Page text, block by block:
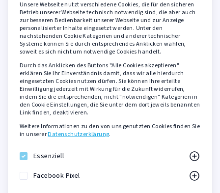
Rechtliches
AGB
Widerrufsbelehrung
Barrierefreiheit
Impressum
Sicher zahlen mit
PayPal
SOFORT Überweisung
KLARNA Rechnungskauf
Unsere Webseite nutzt verschiedene Cookies, die für den sicheren
Betrieb unserer Webseite technisch notwendig sind, die aber auch
zur besseren Bedienbarkeit unserer Webseite und zur Anzeige
personalisierter Inhalte eingesetzt werden. Unter den
nachstehenden Cookie Kategorien und anderer technischer
Systeme können Sie durch entsprechendes Anklicken wählen,
soweit es sich nicht um notwendige Cookies handelt.
Durch das Anklicken des Buttons "Alle Cookies akzeptieren"
erklären Sie Ihr Einverständnis damit, dass wir alle hierdurch
eingesetzten Cookies nutzen dürfen. Sie können Ihre erteilte
Einwilligung jederzeit mit Wirkung für die Zukunft widerrufen,
indem Sie die entsprechenden, nicht "notwendigen" Kategorien in
den Cookie Einstellungen, die Sie unter dem dort jeweils benannten
Link finden, deaktivieren.
Weitere Informationen zu den von uns genutzten Cookies finden Sie
in unsererDatenschutzerklärung.
Essenziell
Facebook Pixel